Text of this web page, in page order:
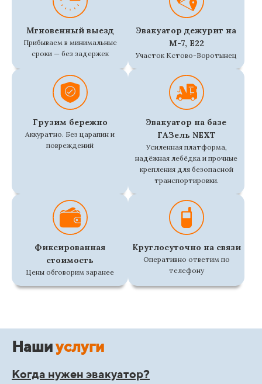
Мгновенный выезд
Прибываем в минимальные
сроки — без задержек
Эвакуатор дежурит на
М-7, Е22
Участок Кстово-Воротынец
Грузим бережно
Аккуратно. Без царапин и
повреждений
Эвакуатор на базе
ГАЗель NEXT
Усиленная платформа,
надёжная лебёдка и прочные
крепления для безопасной
транспортировки.
Фиксированная
стоимость
Цены обговорим заранее
Круглосуточно на связи
Оперативно ответим по
телефону
Нашиуслуги
Когда нужен эвакуатор?